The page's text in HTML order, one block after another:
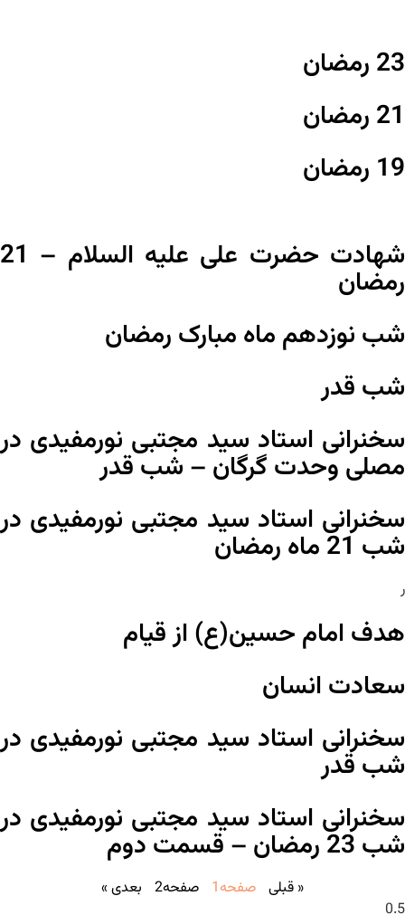
23 رمضان
21 رمضان
19 رمضان
شهادت حضرت علی علیه السلام – 21
رمضان
شب نوزدهم ماه مبارک رمضان
شب قدر
سخنرانی استاد سید مجتبی نورمفیدی در
مصلی وحدت گرگان – شب قدر
سخنرانی استاد سید مجتبی نورمفیدی در
شب 21 ماه رمضان
ر
هدف امام حسین(ع) از قیام
سعادت انسان
سخنرانی استاد سید مجتبی نورمفیدی در
شب قدر
سخنرانی استاد سید مجتبی نورمفیدی در
شب 23 رمضان – قسمت دوم
« قبلی صفحه1 صفحه2 بعدی »